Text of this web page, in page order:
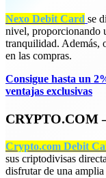
Nexo Debit Card se
nivel, proporcionando
tranquilidad. Además,
en las compras.
Consigue hasta un
ventajas exclusivas
CRYPTO.COM
Crypto.com Debit
sus criptodivisas
disfrutar de una